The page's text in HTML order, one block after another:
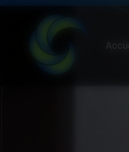
Panneau de gestion des cookies